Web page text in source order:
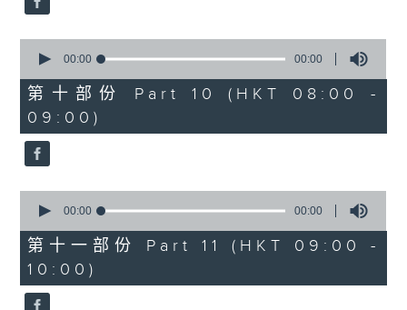
seconds
0
seconds
00:00 00:00
第十部份 Part 10 (HKT 08:00 -
09:00)
seconds
0
seconds
00:00 00:00
第十一部份 Part 11 (HKT 09:00 -
10:00)